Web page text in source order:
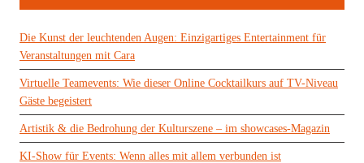
Die Kunst der leuchtenden Augen: Einzigartiges Entertainment für
Veranstaltungen mit Cara
Virtuelle Teamevents: Wie dieser Online Cocktailkurs auf TV-Niveau
Gäste begeistert
Artistik & die Bedrohung der Kulturszene – im showcases-Magazin
KI-Show für Events: Wenn alles mit allem verbunden ist